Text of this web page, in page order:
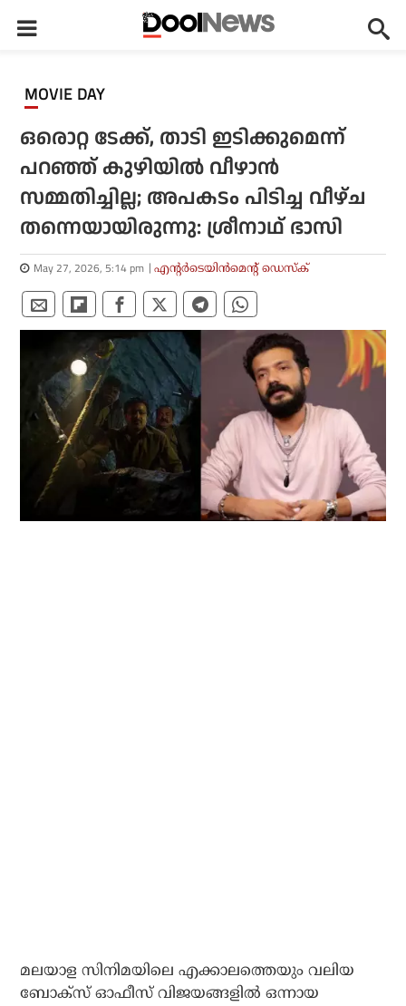
MOVIE DAY
ഒരൊറ്റ ടേക്ക്, താടി ഇടിക്കുമെന്ന്
പറഞ്ഞ് കുഴിയില്‍ വീഴാന്‍
സമ്മതിച്ചില്ല; അപകടം പിടിച്ച വീഴ്ച
തന്നെയായിരുന്നു: ശ്രീനാഥ് ഭാസി
May 27, 2026, 5:14 pm എന്റര്‍ടെയിന്‍മെന്റ് ഡെസ്‌ക്
മലയാള സിനിമയിലെ എക്കാലത്തെയും വലിയ
ബോക്‌സ് ഓഫീസ് വിജയങ്ങളില്‍ ഒന്നായ